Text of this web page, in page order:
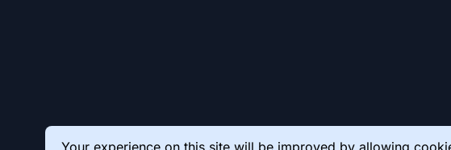
Your experience on this site will be improved by allowing